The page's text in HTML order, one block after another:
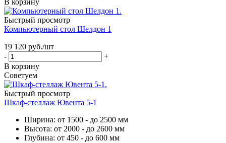
В корзину
Быстрый просмотр
Компьютерный стол Шелдон 1
19 120 руб./шт
-
+
В корзину
Советуем
Быстрый просмотр
Шкаф-стеллаж Ювента 5-1
Ширина: от 1500 - до 2500 мм
Высота: от 2000 - до 2600 мм
Глубина: от 450 - до 600 мм